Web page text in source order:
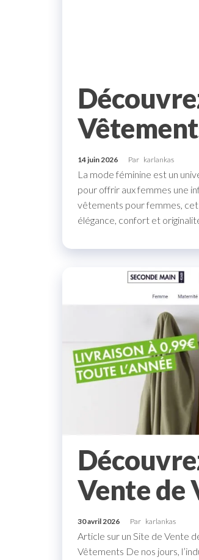
14 juin 2026 Par karlankas
La mode féminine est un
pour offrir aux femmes une
vêtements pour femmes,
élégance, confort et
Vente de
30 avril 2026 Par karlankas
Article sur un Site de Vente
Vêtements De nos jours,